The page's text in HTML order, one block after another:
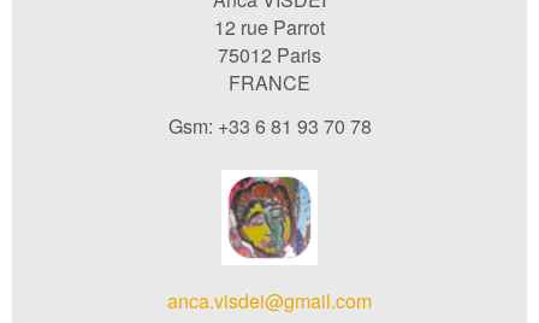
12 rue Parrot
75012 Paris
FRANCE
Gsm: +33 6 81 93 70 78
anca.visdei@gmail.com